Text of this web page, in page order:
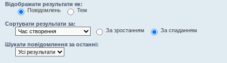
Відображати результати як:
Повідомлень
Тем
Сортувати результати за:
За зростанням
За спаданням
Шукати повідомлення за останні: